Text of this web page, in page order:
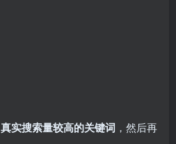
真实搜索量较高的关键词 ，然后再